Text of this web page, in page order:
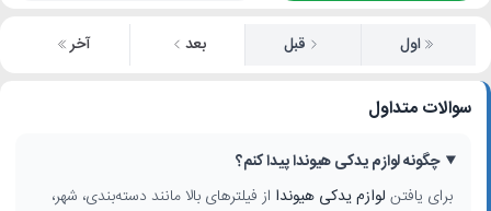
اول قبل بعد آخر
سوالات متداول
چگونه لوازم یدکی هیوندا پیدا کنم؟
برای یافتن لوازم یدکی هیوندا از فیلترهای بالا مانند دسته‌بندی، شهر،